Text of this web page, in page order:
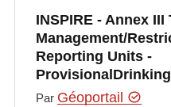
INSPIRE - Annex III
Management/
Reporting Units -
Par Géoportail